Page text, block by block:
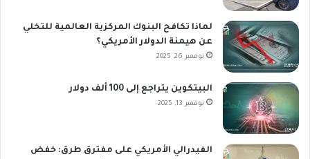
لماذا تكافح البنوك المركزية العالمية للتخلي
عن هيمنة الدولار الأمريكي؟
نوفمبر 26, 2025
البيتكوين يتراجع إلى 100 ألف دولار
نوفمبر 13, 2025
الفيدرالي الأمريكي على مفترق طرق: خفض